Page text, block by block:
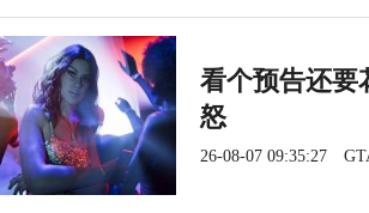
看个预告还要
怒
26-08-07 09:35:27